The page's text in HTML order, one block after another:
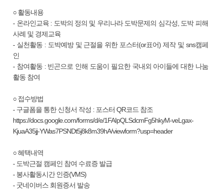
○ 활동내용
- 온라인교육 : 도박의 정의 및 우리나라 도박문제의 심각성, 도박 피해
사례 및 경제교육
- 실천활동 : 도박예방 및 근절을 위한 포스터(or표어) 제작 및 sns캠페
인
- 참여활동 : 빈곤으로 인해 도움이 필요한 국내외 아이들에 대한 나눔
활동 참여
○ 접수방법
- 구글폼을 통한 신청서 작성 : 포스터 QR코드 참조
https://docs.google.com/forms/d/e/1FAIpQLSdcmFg5hkyM-veLgax-
KjuaA35jj-YWas7PSNDt5j8k8m39hA/viewform?usp=header
○ 혜택내역
- 도박근절 캠페인 참여 수료증 발급
- 봉사활동시간 인증(VMS)
- 굿네이버스 회원증서 발송